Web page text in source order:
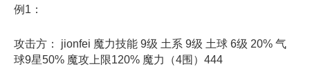
例1：
攻击方： jionfei 魔力技能 9级 土系 9级 土球 6级 20% 气
球9星50% 魔攻上限120% 魔力（4围）444